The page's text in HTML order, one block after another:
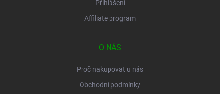
Přihlášení
Affiliate program
O NÁS
Proč nakupovat u nás
Obchodní podmínky